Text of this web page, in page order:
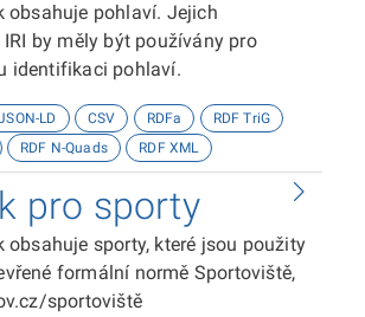
obsahuje pohlaví. Jejich
by měly být používány pro
identifikaci pohlaví.
LD CSV RDFa
RDF TriG
RDF N-Quads RDF XML
pro sporty
obsahuje sporty, které jsou použity
formální normě Sportoviště,
sportoviště